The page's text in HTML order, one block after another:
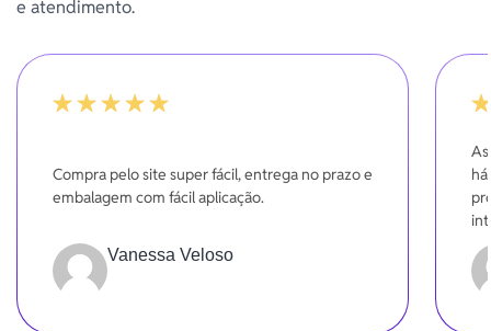
e atendimento.
Compra pelo site super fácil, entrega no prazo e
embalagem com fácil aplicação.
Vanessa Veloso